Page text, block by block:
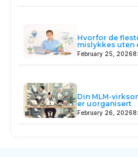
February 25, 2026
Hvorfor de
mislykkes uten
February 26, 2026
Din MLM-
er uorganisert